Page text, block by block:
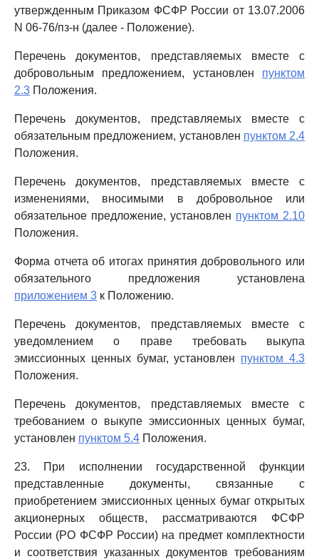
утвержденным Приказом ФСФР России от 13.07.2006
N 06-76/пз-н (далее - Положение).
Перечень документов, представляемых вместе с
добровольным предложением, установлен пунктом
2.3 Положения.
Перечень документов, представляемых вместе с
обязательным предложением, установлен пунктом 2.4
Положения.
Перечень документов, представляемых вместе с
изменениями, вносимыми в добровольное или
обязательное предложение, установлен пунктом 2.10
Положения.
Форма отчета об итогах принятия добровольного или
обязательного предложения установлена
приложением 3 к Положению.
Перечень документов, представляемых вместе с
уведомлением о праве требовать выкупа
эмиссионных ценных бумаг, установлен пунктом 4.3
Положения.
Перечень документов, представляемых вместе с
требованием о выкупе эмиссионных ценных бумаг,
установлен пунктом 5.4 Положения.
23. При исполнении государственной функции
представленные документы, связанные с
приобретением эмиссионных ценных бумаг открытых
акционерных обществ, рассматриваются ФСФР
России (РО ФСФР России) на предмет комплектности
и соответствия указанных документов требованиям